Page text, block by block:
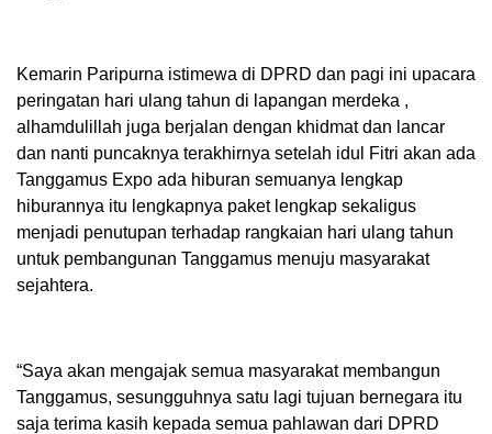
Kemarin Paripurna istimewa di DPRD dan pagi ini upacara
peringatan hari ulang tahun di lapangan merdeka ,
alhamdulillah juga berjalan dengan khidmat dan lancar
dan nanti puncaknya terakhirnya setelah idul Fitri akan ada
Tanggamus Expo ada hiburan semuanya lengkap
hiburannya itu lengkapnya paket lengkap sekaligus
menjadi penutupan terhadap rangkaian hari ulang tahun
untuk pembangunan Tanggamus menuju masyarakat
sejahtera.
“Saya akan mengajak semua masyarakat membangun
Tanggamus, sesungguhnya satu lagi tujuan bernegara itu
saja terima kasih kepada semua pahlawan dari DPRD